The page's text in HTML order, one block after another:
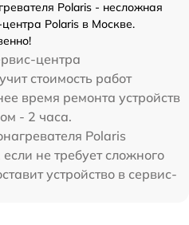
Polaris - несложная
Polaris в Москве.
центра
стоимость работ
время ремонта устройств
- 2 часа.
Polaris
не требует сложного
устройство в сервис-